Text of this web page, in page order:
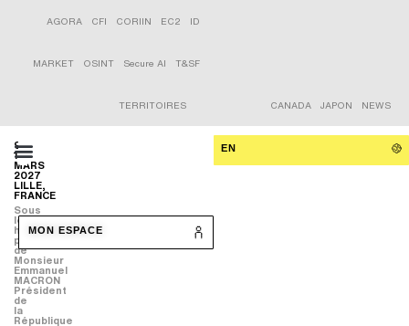
AGORA CFI CORIIN EC2 ID
MARKET OSINT Secure AI T&SF
TERRITOIRES CANADA JAPON NEWS
9-
11
MARS
2027
LILLE,
FRANCE
Sous
le
haut
patronage
de
Monsieur
Emmanuel
MACRON
Président
de
la
République
EN
MON ESPACE